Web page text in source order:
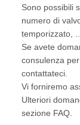
Sono possibili
numero di
temporizzato, ...
Se avete
consulenza
contattateci.
Vi forniremo
Ulteriori
sezione FAQ.